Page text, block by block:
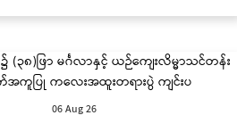
(၃၈)ဖြာ မင်္ဂလာနှင့် ယဉ်ကျေးလိမ္မာသင်တန်း
ကူပြု ကလေးအထူးတရားပွဲ ကျင်းပ
06 Aug 26